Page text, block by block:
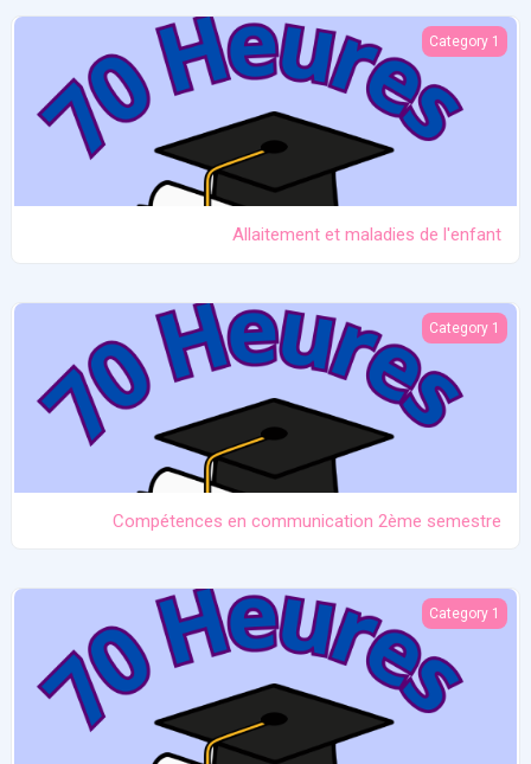
Allaitement et maladies de l'enfant
Category 1
Allaitement et maladies de l'enfant
Compétences en communication 2ème semestre
Category 1
Compétences en communication 2ème semestre
Maladie non infectieuses de la mère
Category 1